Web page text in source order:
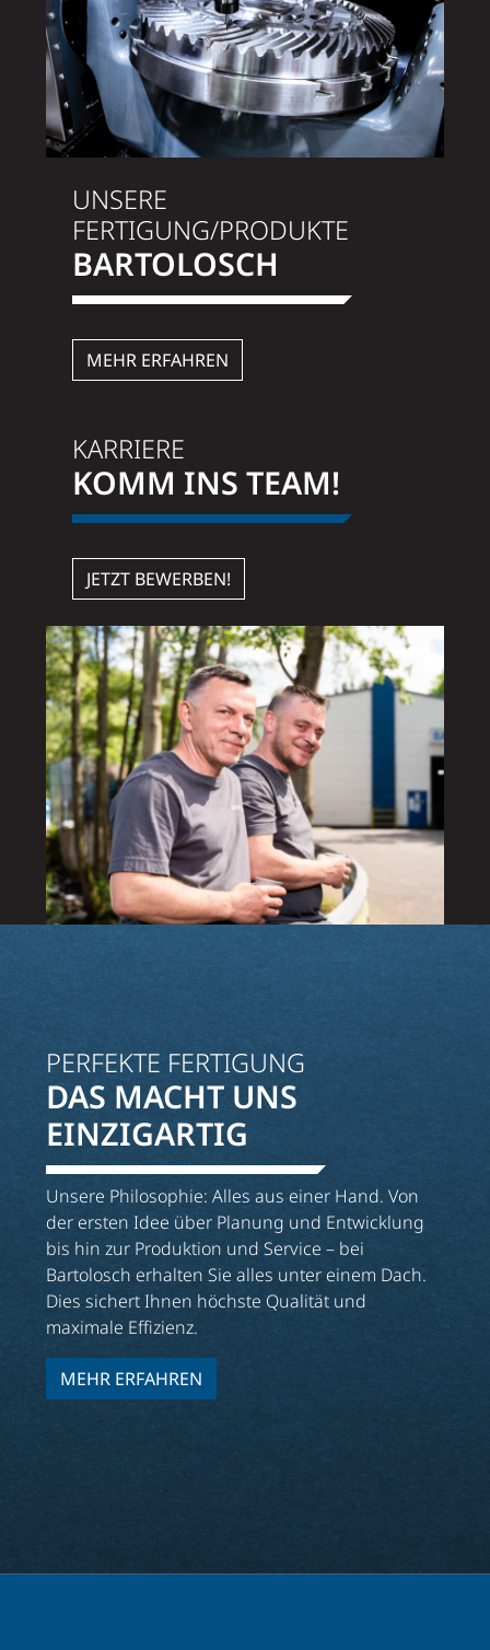
UNSERE
FERTIGUNG/PRODUKTE
BARTOLOSCH
MEHR ERFAHREN
KARRIERE
KOMM INS TEAM!
JETZT BEWERBEN!
PERFEKTE FERTIGUNG
DAS MACHT UNS
EINZIGARTIG
Unsere Philosophie: Alles aus einer Hand. Von
der ersten Idee über Planung und Entwicklung
bis hin zur Produktion und Service – bei
Bartolosch erhalten Sie alles unter einem Dach.
Dies sichert Ihnen höchste Qualität und
maximale Effizienz.
MEHR ERFAHREN